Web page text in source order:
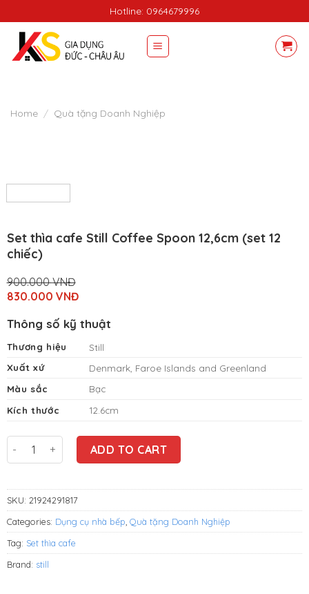
to
content
Hotline: 0964679996
Home / Quà tặng Doanh Nghiệp
Set thìa cafe Still Coffee Spoon 12,6cm (set 12
chiếc)
900.000VNĐ
Original
price
900.000
830.000 VNĐ
price
is:
VNĐ.
Thông số kỹ thuật
Thương hiệu
Still
Xuất xứ
Denmark, Faroe Islands and Greenland
Màu sắc
Bạc
Kích thước
12.6cm
Set thìa cafe Still Coffee Spoon 12,6cm (set 12 chiếc)
ADD TO CART
SKU: 21924291817
Categories: Dụng cụ nhà bếp Quà tặng Doanh Nghiệp
Tag: Set thìa cafe
Brand: still